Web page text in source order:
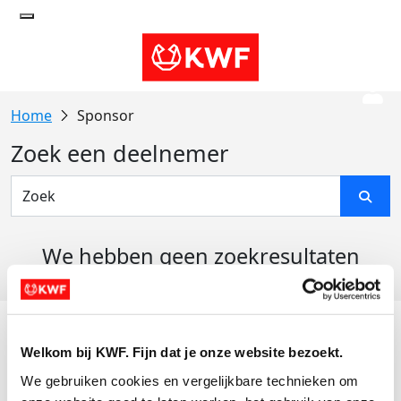
Welkom bij KWF. Fijn dat je onze website bezoekt.
We gebruiken cookies en vergelijkbare technieken om
Sponsor
Zoek een deelnemer
We hebben geen zoekresultaten
Actiematerialen
Evenementen